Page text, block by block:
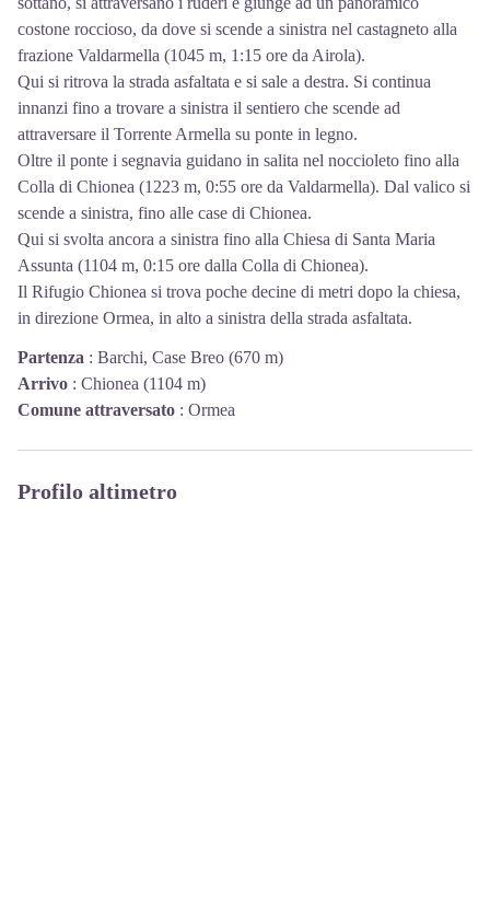
costone roccioso, da dove si scende a sinistra nel castagneto alla
frazione Valdarmella (1045 m, 1:15 ore da Airola).
Qui si ritrova la strada asfaltata e si sale a destra. Si continua
innanzi fino a trovare a sinistra il sentiero che scende ad
attraversare il Torrente Armella su ponte in legno.
Oltre il ponte i segnavia guidano in salita nel noccioleto fino alla
Colla di Chionea (1223 m, 0:55 ore da Valdarmella). Dal valico si
scende a sinistra, fino alle case di Chionea.
Qui si svolta ancora a sinistra fino alla Chiesa di Santa Maria
Assunta (1104 m, 0:15 ore dalla Colla di Chionea).
Il Rifugio Chionea si trova poche decine di metri dopo la chiesa,
in direzione Ormea, in alto a sinistra della strada asfaltata.
Partenza : Barchi, Case Breo (670 m)
Arrivo : Chionea (1104 m)
Comune attraversato : Ormea
Profilo altimetro